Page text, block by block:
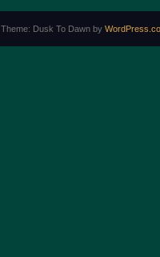
Theme: Dusk To Dawn by